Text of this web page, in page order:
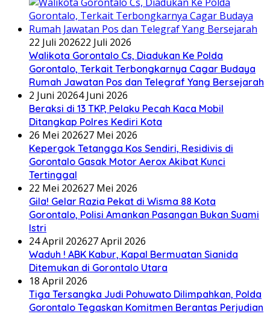
22 Juli 202622 Juli 2026
Walikota Gorontalo Cs, Diadukan Ke Polda
Gorontalo, Terkait Terbongkarnya Cagar Budaya
Rumah Jawatan Pos dan Telegraf Yang Bersejarah
2 Juni 20264 Juni 2026
Beraksi di 13 TKP, Pelaku Pecah Kaca Mobil
Ditangkap Polres Kediri Kota
26 Mei 202627 Mei 2026
Kepergok Tetangga Kos Sendiri, Residivis di
Gorontalo Gasak Motor Aerox Akibat Kunci
Tertinggal
22 Mei 202627 Mei 2026
Gila! Gelar Razia Pekat di Wisma 88 Kota
Gorontalo, Polisi Amankan Pasangan Bukan Suami
Istri
24 April 202627 April 2026
Waduh ! ABK Kabur, Kapal Bermuatan Sianida
Ditemukan di Gorontalo Utara
18 April 2026
Tiga Tersangka Judi Pohuwato Dilimpahkan, Polda
Gorontalo Tegaskan Komitmen Berantas Perjudian